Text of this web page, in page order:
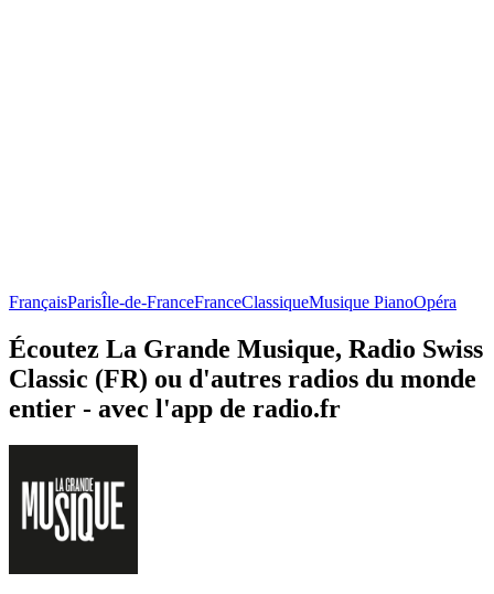
FrançaisParisÎle-de-FranceFranceClassiqueMusique PianoOpéra
Écoutez La Grande Musique, Radio Swiss
Classic (FR) ou d'autres radios du monde
entier - avec l'app de radio.fr